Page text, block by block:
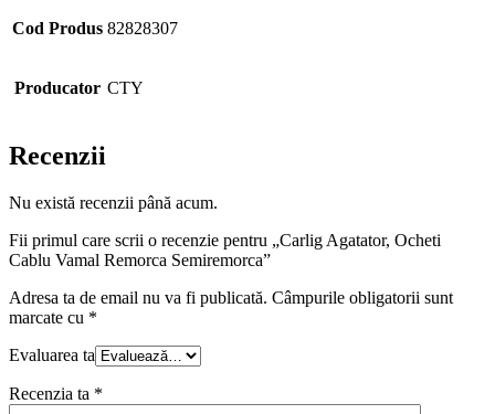
Cod Produs 82828307
Producator CTY
Recenzii
Nu există recenzii până acum.
Fii primul care scrii o recenzie pentru „Carlig Agatator, Ocheti
Cablu Vamal Remorca Semiremorca”
Adresa ta de email nu va fi publicată. Câmpurile obligatorii sunt
marcate cu *
Evaluarea ta
Recenzia ta *